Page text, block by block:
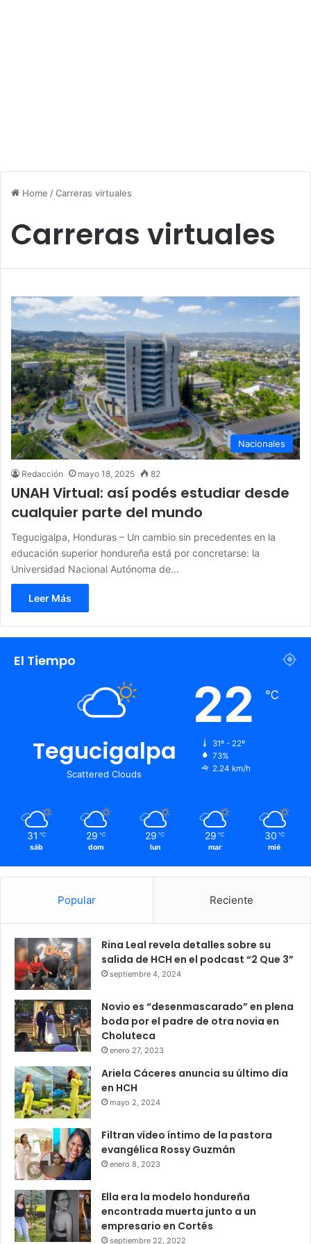
Home /Carreras virtuales
Carreras virtuales
Nacionales
Redacción mayo 18, 2025 82
UNAH Virtual: así podés estudiar desde
cualquier parte del mundo
Tegucigalpa, Honduras – Un cambio sin precedentes en la
educación superior hondureña está por concretarse: la
Universidad Nacional Autónoma de…
Leer Más
El Tiempo
Tegucigalpa
Scattered Clouds
22 ℃
31º - 22º
73%
2.24 km/h
31 ℃
sáb
29 ℃
dom
29 ℃
lun
29 ℃
mar
30 ℃
mié
Popular Reciente
Rina Leal revela detalles sobre su
salida de HCH en el podcast “2 Que 3”
septiembre 4, 2024
Novio es “desenmascarado” en plena
boda por el padre de otra novia en
Choluteca
enero 27, 2023
Ariela Cáceres anuncia su último día
en HCH
mayo 2, 2024
Filtran vídeo íntimo de la pastora
evangélica Rossy Guzmán
enero 8, 2023
Ella era la modelo hondureña
encontrada muerta junto a un
empresario en Cortés
septiembre 22, 2022